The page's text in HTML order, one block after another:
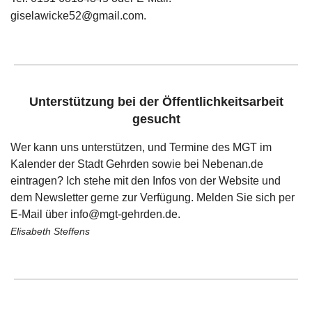
giselawicke52@gmail.com.
Unterstützung bei der Öffentlichkeitsarbeit
gesucht
Wer kann uns unterstützen, und Termine des MGT im
Kalender der Stadt Gehrden sowie bei Nebenan.de
eintragen? Ich stehe mit den Infos von der Website und
dem Newsletter gerne zur Verfügung. Melden Sie sich per
E-Mail über info@mgt-gehrden.de.
Elisabeth Steffens